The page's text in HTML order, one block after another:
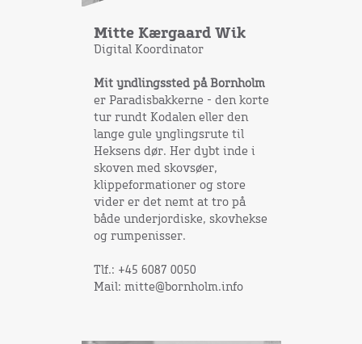
Mitte Kærgaard Wik
Digital Koordinator
Mit yndlingssted på Bornholm
er Paradisbakkerne - den korte
tur rundt Kodalen eller den
lange gule ynglingsrute til
Heksens dør. Her dybt inde i
skoven med skovsøer,
klippeformationer og store
vider er det nemt at tro på
både underjordiske, skovhekse
og rumpenisser.
Tlf.: +45 6087 0050
Mail: mitte@bornholm.info